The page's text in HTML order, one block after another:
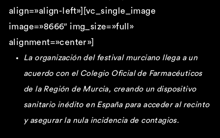
align=»align-left»][vc_single_image
image=»8666″ img_size=»full»
alignment=»center»]
La organización del festival murciano llega a un
acuerdo con el Colegio Oficial de Farmacéuticos
de la Región de Murcia, creando un dispositivo
sanitario inédito en España para acceder al recinto
y asegurar la nula incidencia de contagios.